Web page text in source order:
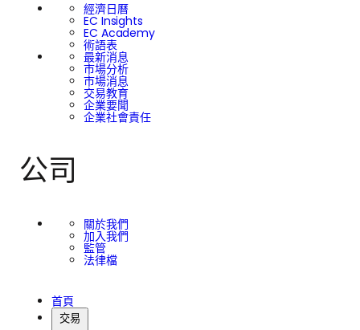
經濟日曆
EC Insights
EC Academy
術語表
最新消息
市場分析
市場消息
交易教育
企業要聞
企業社會責任
公司
關於我們
加入我們
監管
法律檔
首頁
交易